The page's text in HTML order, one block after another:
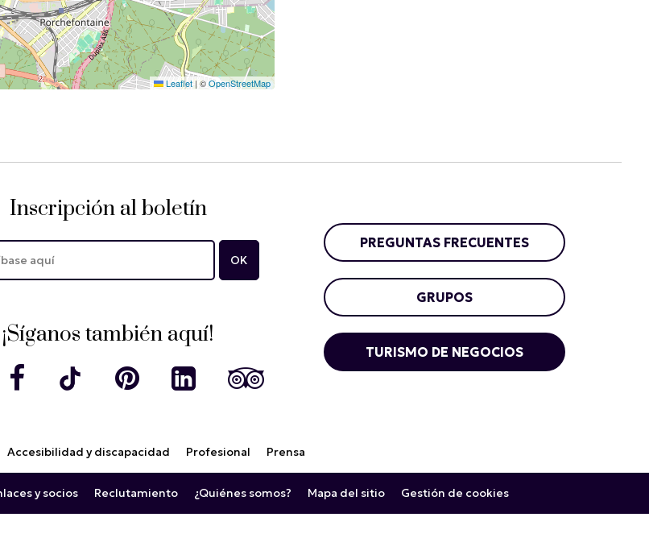
Leaflet | ©OpenStreetMap
Inscripción al boletín
¡Síganos también aquí!
PREGUNTAS FRECUENTES
GRUPOS
TURISMO DE NEGOCIOS
Accesibilidad y discapacidad Profesional Prensa
y socios Reclutamiento ¿Quiénes somos? Mapa del sitio Gestión de cookies